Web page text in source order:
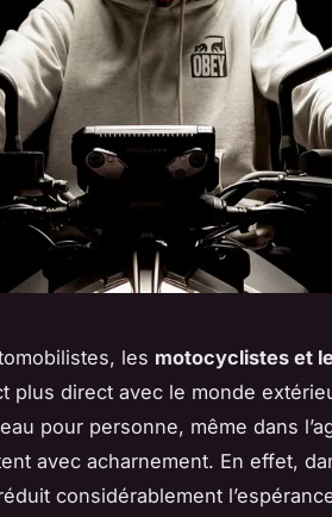
les motocyclistes et
plus direct avec le monde
pour personne, même dans
avec acharnement. En effet,
considérablement